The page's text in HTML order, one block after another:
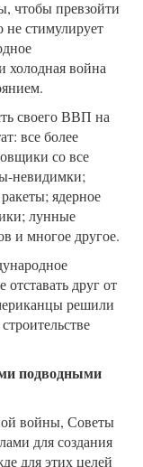
чтобы превзойти
не стимулирует
холодная война
своего ВВП на
все более
со все
невидимки;
ядерное
лунные
и многое другое.
отставать друг от
решили
подводными
войны, Советы
для создания
для этих целей